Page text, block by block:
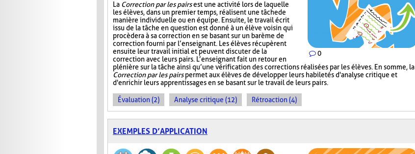
0
La Correction par les pairsest une activité lors de laquelle
les élèves, dans un premier temps, réalisent une tâche de
manière individuelle ou en équipe. Ensuite, le travail écrit
issu de la tâche en question est donné à un élève voisin qui
procèdera à sa correction en se basant sur un barème de
correction fourni par l’enseignant. Les élèves récupèrent
ensuite leur travail initial et peuvent discuter de la
correction avec leurs pairs. L’enseignant fait un retour en
plénière sur la tâche ainsi qu’une vérification des corrections réalisées par les élèves. En somme, la
Correction par les pairspermet aux élèves de développer leurs habiletés d'analyse critique et
d'enrichir leurs apprentissages en se basant sur le travail de leurs pairs.
Évaluation (2) Analyse critique (12) Rétroaction (4)
EXEMPLES D’APPLICATION